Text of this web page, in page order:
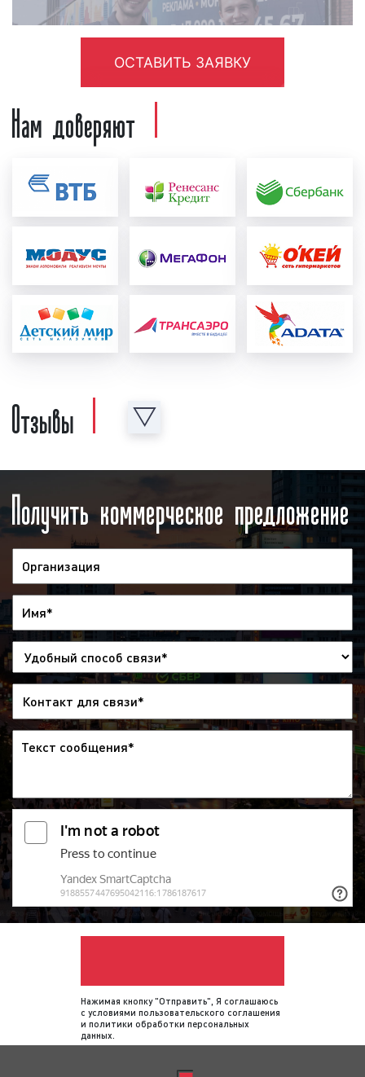
ОСТАВИТЬ ЗАЯВКУ
Нам доверяют
Отзывы
Получить коммерческое предложение
Нажимая кнопку "Отправить", Я соглашаюсь
с условиями пользовательского соглашения
и политики обработки персональных
данных